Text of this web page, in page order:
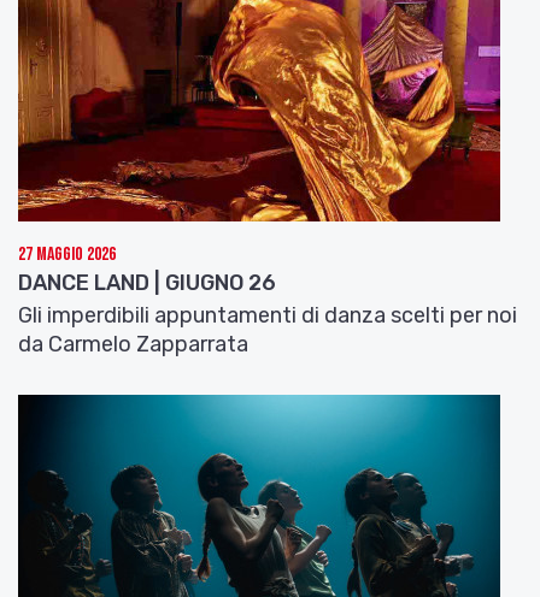
“Blasphemy Rhapsody”, coreografie di Emio Greco
e Pieter C. Scholten
6 novembre ore 20:30
Teatro Comunale, Ferrara
STAGIONE DI ERT-FONDAZIONE
Balletto di Roma
“Astor – Un secolo di Tango”, coreografie di Valerio
Longo
12 novembre ore 21:00
Teatro Bonci, Cesena
in tournée: 29 gennaio Teatro Regio, Parma
CONTEMPORANEA
Ariella Vidach – AiEP
“Temporaneo Tempobeat”, coreografie di Ariella
Vidach
27 novembre ore 18:30
Casa della Cultura I. Calvino, Calderara di Reno
27 Maggio 2026
DANCE LAND | GIUGNO 26
Gli imperdibili appuntamenti di danza scelti per noi
da Carmelo Zapparrata